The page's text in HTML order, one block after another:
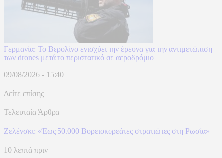
Γερμανία: Το Βερολίνο ενισχύει την έρευνα για την αντιμετώπιση
των drones μετά το περιστατικό σε αεροδρόμιο
09/08/2026 - 15:40
Δείτε επίσης
Τελευταία Άρθρα
Ζελένσκι: «Έως 50.000 Βορειοκορεάτες στρατιώτες στη Ρωσία»
10 λεπτά πριν